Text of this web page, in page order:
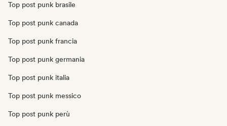
Top post punk brasile
Top post punk canada
Top post punk francia
Top post punk germania
Top post punk italia
Top post punk messico
Top post punk perù